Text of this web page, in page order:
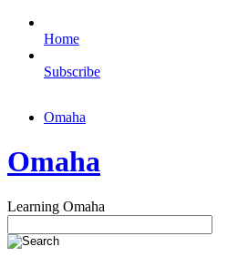
Home
Subscribe
Omaha
Omaha
Learning Omaha